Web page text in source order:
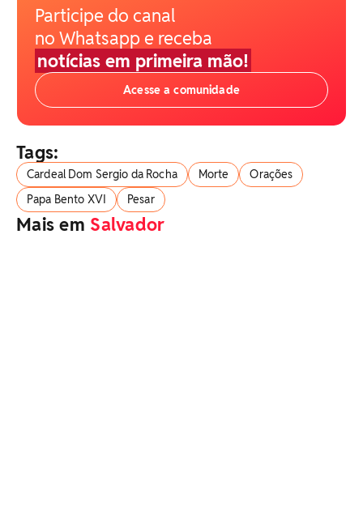
Participe do canal
no Whatsapp e receba
notícias em primeira mão!
Acesse a comunidade
Tags:
Cardeal Dom Sergio da Rocha Morte
Orações
Papa Bento XVI
Pesar
Mais em Salvador